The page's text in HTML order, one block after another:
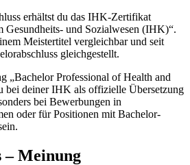
erhältst du das IHK-Zertifikat
Gesundheits- und Sozialwesen (IHK)“.
Meistertitel vergleichbar und seit
gleichgestellt.
„Bachelor Professional of Health and
bei deiner IHK als offizielle Übersetzung
bei Bewerbungen in
oder für Positionen mit Bachelor-
– Meinung